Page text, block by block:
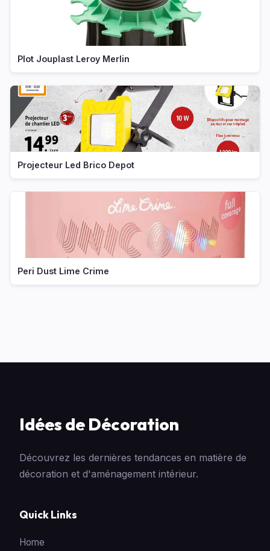
Plot Jouplast Leroy Merlin
Projecteur Led Brico Depot
Peri Dust Lime Crime
Idées de Décoration
Découvrez les dernières tendances en matière de
décoration et d'aménagement intérieur.
Quick Links
Home